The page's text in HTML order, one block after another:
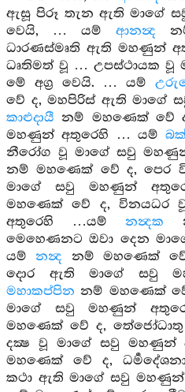
ඇසූ පිරූ තැන ඇති මාගේ
වෙයි, … යම් ආනන්‍ද
ධාරණස්මෘති ඇති මහණුන්
ධෘතිමත් වූ … උපස්ථායක වූ
මේ අග්‍ර වෙයි. … යම්
වේ ද, මහපිරිස් ඇති මාගේ
කාළුදායී නම් මහණෙක් වේ
මහණුන් අතුරෙහි … යම්
නීරෝග වූ මාගේ සවු
නම් මහණෙක් වේ ද, පෙර
මාගේ සවු මහණුන්
මහණෙක් වේ ද, විනයධර
අතුරෙහි …යම් නන්‍දක
මෙහෙණනට ඔවා දෙන
යම්නන්‍ද නම් මහණෙක් වේ
දොර ඇති මාගේ සවු
මහාකප්පින නම් මහණෙක්
මාගේ සවු මහණුන්
මහණෙක් වේ ද, තේජෝධාතු
දක්‍ෂ වූ මාගේ සවු
මහණෙක් වේ ද,
කථා ඇති මාගේ සවු